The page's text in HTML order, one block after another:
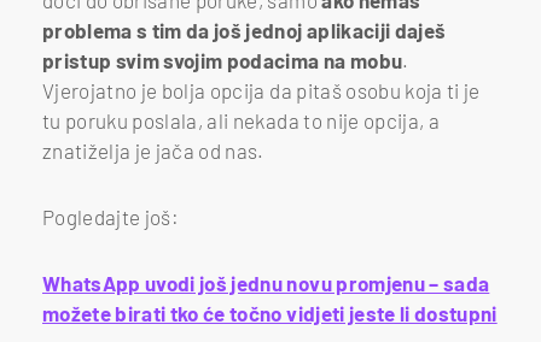
problema s tim da još jednoj aplikaciji daješ
pristup svim svojim podacima na mobu.
Vjerojatno je bolja opcija da pitaš osobu koja ti je
tu poruku poslala, ali nekada to nije opcija, a
znatiželja je jača od nas.
Pogledajte još:
WhatsApp uvodi još jednu novu promjenu – sada
možete birati tko će točno vidjeti jeste li dostupni